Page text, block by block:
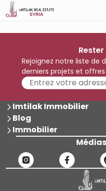
Rejoignez notre liste de
derniers projets et offres
Imtilak Immobilier
Blog
Immobilier